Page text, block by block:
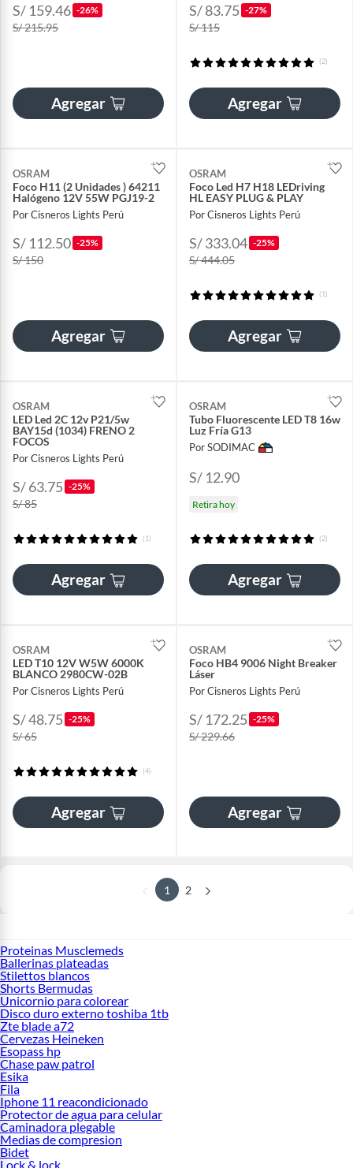
S/ 159.46 -26%
S/ 215.95
Agregar
S/ 83.75 -27%
S/ 115
(2)
Agregar
OSRAM
Foco H11 (2 Unidades ) 64211
Halógeno 12V 55W PGJ19-2
Por Cisneros Lights Perú
S/ 112.50 -25%
S/ 150
Agregar
OSRAM
Foco Led H7 H18 LEDriving
HL EASY PLUG & PLAY
Por Cisneros Lights Perú
S/ 333.04 -25%
S/ 444.05
(1)
Agregar
OSRAM
LED Led 2C 12v P21/5w
BAY15d (1034) FRENO 2
FOCOS
Por Cisneros Lights Perú
S/ 63.75 -25%
S/ 85
(1)
Agregar
OSRAM
Tubo Fluorescente LED T8 16w
Luz Fría G13
Por SODIMAC
S/ 12.90
Retira hoy
(2)
Agregar
OSRAM
LED T10 12V W5W 6000K
BLANCO 2980CW-02B
Por Cisneros Lights Perú
S/ 48.75 -25%
S/ 65
(4)
Agregar
OSRAM
Foco HB4 9006 Night Breaker
Láser
Por Cisneros Lights Perú
S/ 172.25 -25%
S/ 229.66
Agregar
1 2
Proteinas Musclemeds
Ballerinas plateadas
Stilettos blancos
Shorts Bermudas
Unicornio para colorear
Disco duro externo toshiba 1tb
Zte blade a72
Cervezas Heineken
Esopass hp
Chase paw patrol
Esika
Fila
Iphone 11 reacondicionado
Protector de agua para celular
Caminadora plegable
Medias de compresion
Bidet
Lock & lock